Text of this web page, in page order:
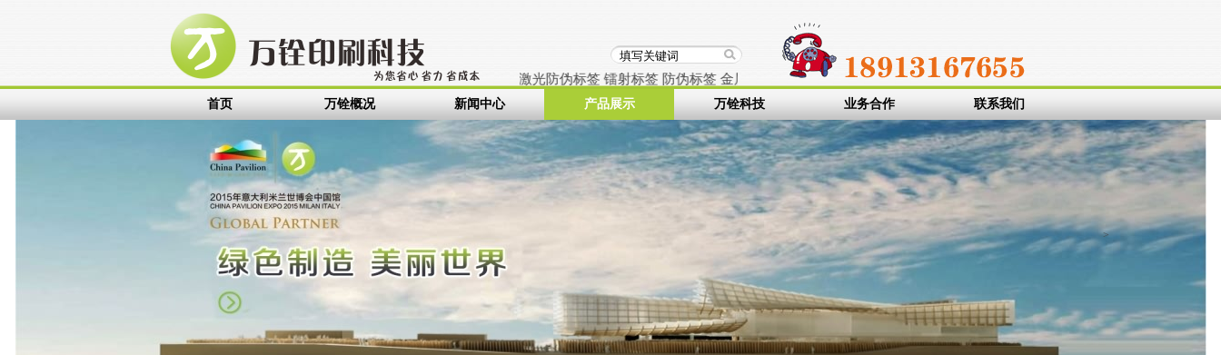
可移除不干胶 可移标签可移不干胶 激光防伪标签镭射标签防伪标签金属铭牌 不锈钢标牌 设备铭牌PP标贴PVC标贴 面板标贴
首页 万铨概况 新闻中心 产品展示 万铨科技 业务合作 联系我们
>